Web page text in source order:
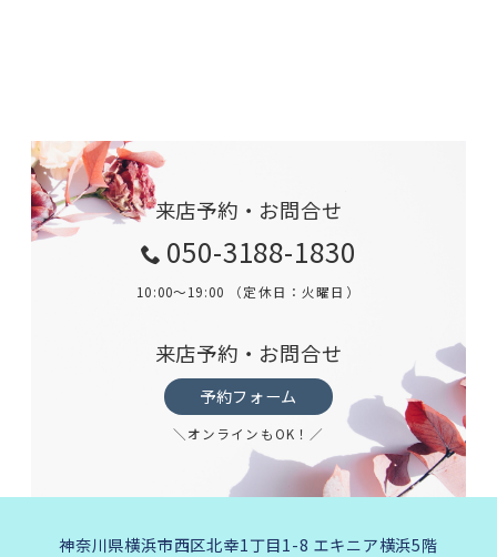
来店予約・お問合せ
050-3188-1830
10:00～19:00 （定休日：火曜日）
来店予約・お問合せ
予約フォーム
＼オンラインもOK！／
神奈川県横浜市西区北幸1丁目1-8 エキニア横浜5階